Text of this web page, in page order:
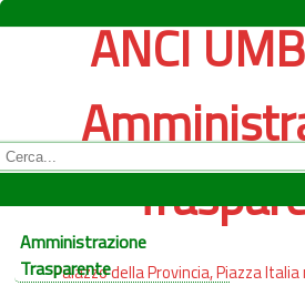
ANCI
Palazzo della Provincia, Piazza
Amministrazione
Trasparente